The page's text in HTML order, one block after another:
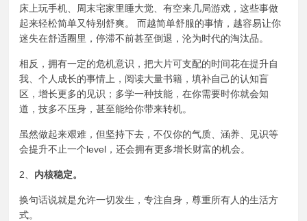
床上玩手机、周末宅家里睡大觉、有空来几局游戏，这些事做
起来轻松简单又特别舒爽。 而越简单舒服的事情，越容易让你
迷失在舒适圈里，停滞不前甚至倒退，沦为时代的淘汰品。
相反，拥有一定的危机意识，把大片可支配的时间花在提升自
我、个人成长的事情上，阅读大量书籍，填补自己的认知盲
区，增长更多的见识；多学一种技能，在你需要时你就会知
道，技多不压身，甚至能给你带来转机。
虽然做起来艰难，但坚持下去，不仅你的气质、涵养、见识等
会提升不止一个level，还会拥有更多增长财富的机会。
2、 内核稳定。
换句话说就是允许一切发生 ，专注自身，尊重所有人的生活方
式。